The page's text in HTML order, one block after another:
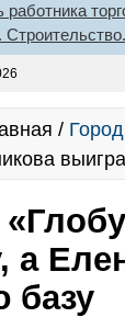
работника
/ Город
а